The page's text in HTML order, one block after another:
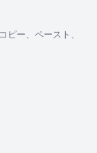
ピー、ペースト、